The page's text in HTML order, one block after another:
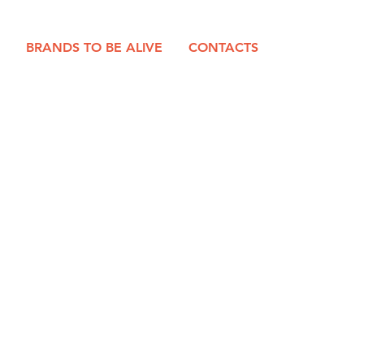
BRANDS TO BE ALIVE CONTACTS